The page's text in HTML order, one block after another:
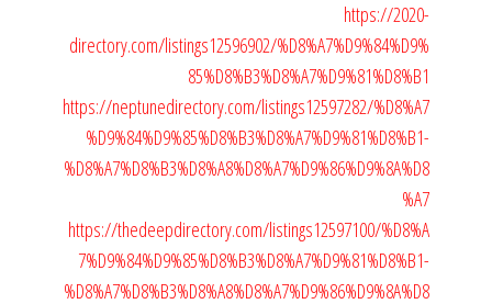
https://2020-
directory.com/listings12596902/%D8%A7%D9%84%D9%
85%D8%B3%D8%A7%D9%81%D8%B1
https://neptunedirectory.com/listings12597282/%D8%A7
%D9%84%D9%85%D8%B3%D8%A7%D9%81%D8%B1-
%D8%A7%D8%B3%D8%A8%D8%A7%D9%86%D9%8A%D8
%A7
https://thedeepdirectory.com/listings12597100/%D8%A
7%D9%84%D9%85%D8%B3%D8%A7%D9%81%D8%B1-
%D8%A7%D8%B3%D8%A8%D8%A7%D9%86%D9%8A%D8